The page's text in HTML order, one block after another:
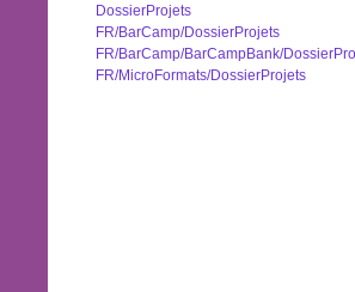
DossierProjets
FR/BarCamp/DossierProjets
FR/BarCamp/BarCampBank/
FR/MicroFormats/DossierProjets